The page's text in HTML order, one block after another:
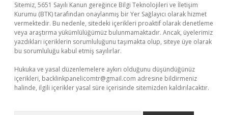
Sitemiz, 5651 Sayılı Kanun gereğince Bilgi Teknolojileri ve İletişim
Kurumu (BTK) tarafından onaylanmış bir Yer Sağlayıcı olarak hizmet
vermektedir. Bu nedenle, sitedeki içerikleri proaktif olarak denetleme
veya araştırma yükümlülüğümüz bulunmamaktadır. Ancak, üyelerimiz
yazdıkları içeriklerin sorumluluğunu taşımakta olup, siteye üye olarak
bu sorumluluğu kabul etmiş sayılırlar.
Hukuka ve yasal düzenlemelere aykırı olduğunu düşündüğünüz
içerikleri, backlinkpanelicomtr@gmail.com adresine bildirmeniz
halinde, ilgili içerikler yasal süre içerisinde sitemizden kaldırılacaktır.